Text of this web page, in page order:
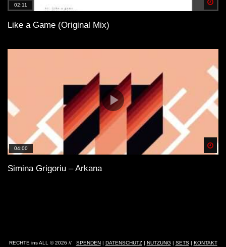
02:11
Like a Game (Original Mix)
04:00
Simina Grigoriu – Arkana
RECHTE ins ALL © 2026 // SPENDEN| DATENSCHUTZ| NUTZUNG | SETS| KONTAKT